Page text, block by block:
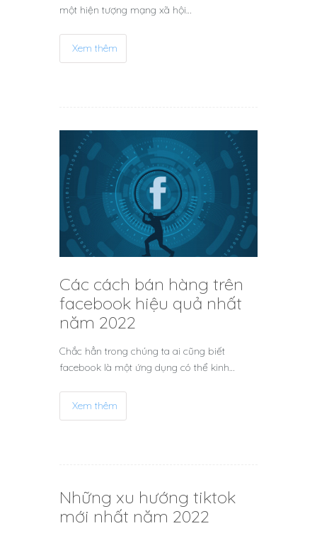
một hiện tượng mạng xã hội…
Xem thêm
Các cách bán hàng trên
facebook hiệu quả nhất
năm 2022
Chắc hẳn trong chúng ta ai cũng biết
facebook là một ứng dụng có thể kinh…
Xem thêm
Những xu hướng tiktok
mới nhất năm 2022